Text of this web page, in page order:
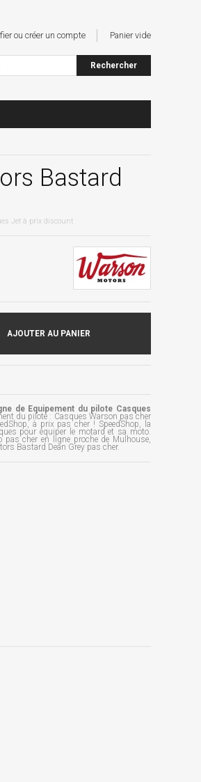
ou créer un compte Panier vide
Bastard
Jet à prix discount
AJOUTER AU PANIER
de Equipement du pilote Casques
du pilote : Casques Warson pas cher
à prix pas cher ! SpeedShop, la
pour équiper le motard et sa moto.
pas cher en ligne proche de Mulhouse,
Bastard Dean Grey pas cher.